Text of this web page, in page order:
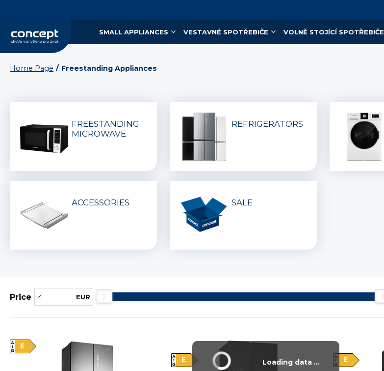
VOLNĚ STOJÍCÍ SPOTŘEBIČE
VESTAVNÉ SPOTŘEBIČE
SMALL APPLIANCES
Home Page Freestanding Appliances
FREESTANDING
MICROWAVE
REFRIGERATORS
ACCESSORIES SALE
Price EUR
E Vysáváme ceny
E E
Loading data ...